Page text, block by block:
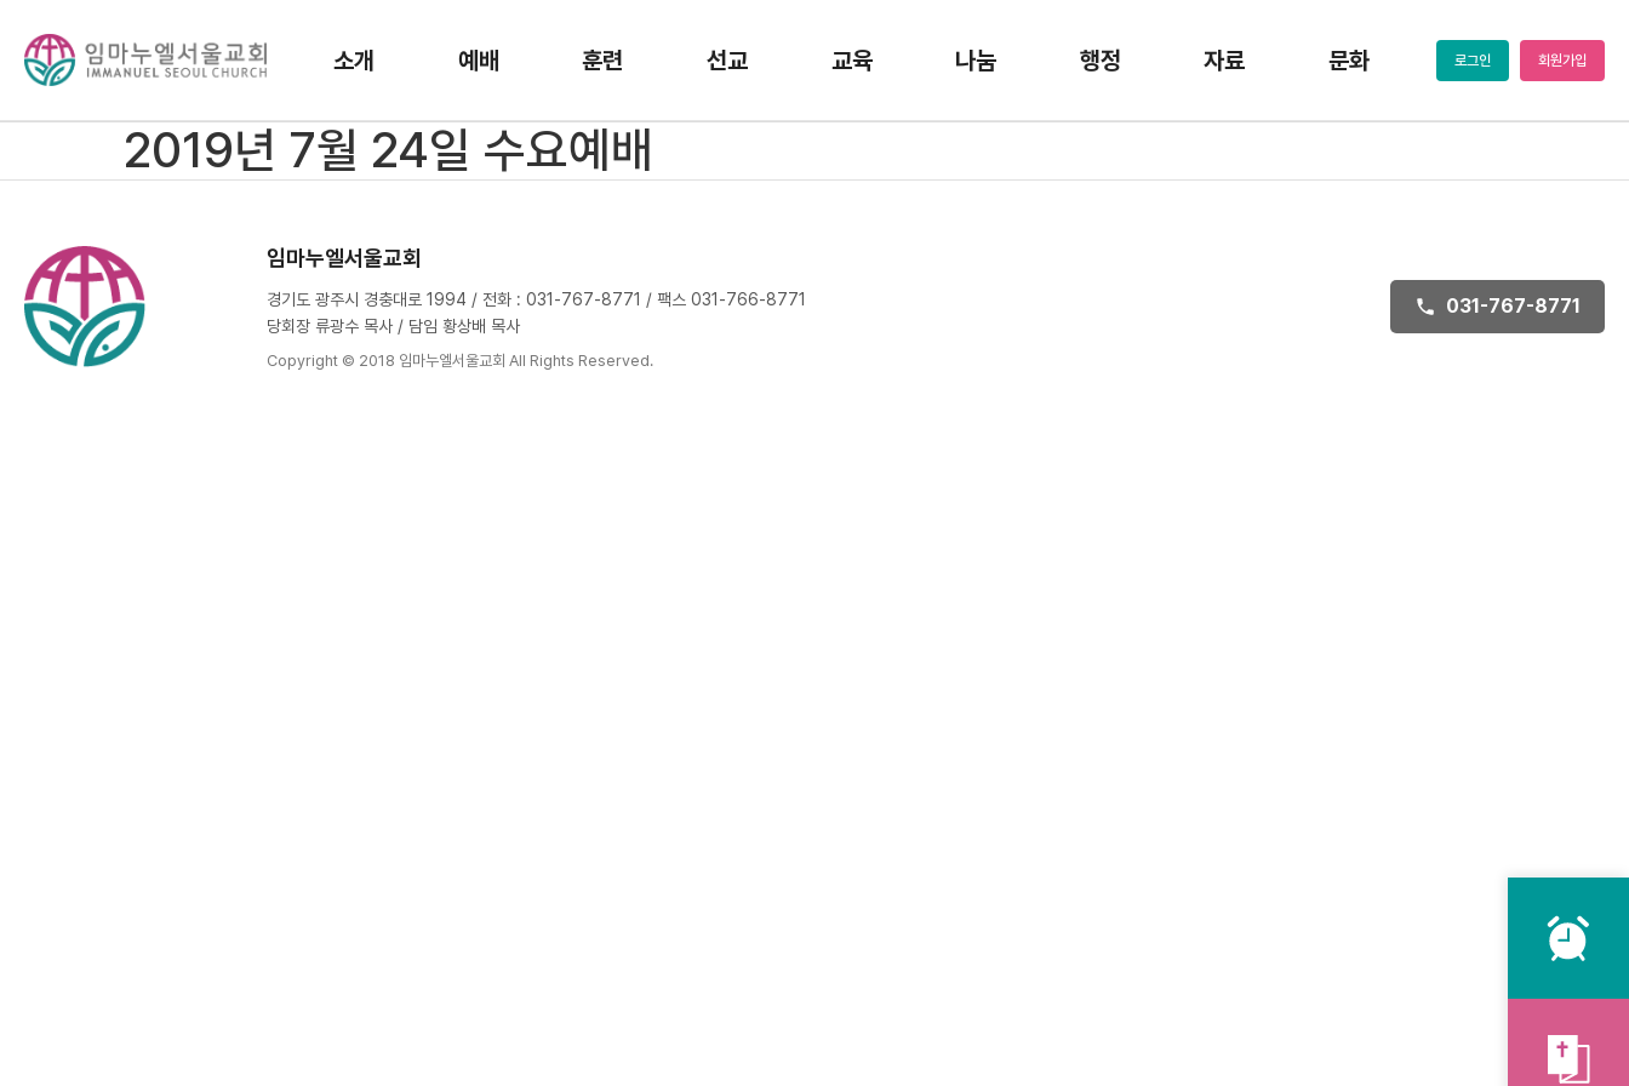
소개 예배 훈련 선교 교육 나눔 행정 자료 문화 로그인 회원가입
2019년 7월 24일 수요예배
임마누엘서울교회
경기도 광주시 경충대로 1994 / 전화 : 031-767-8771 / 팩스 031-766-8771
당회장 류광수 목사 / 담임 황상배 목사
Copyright © 2018 임마누엘서울교회 All Rights Reserved.
031-767-8771